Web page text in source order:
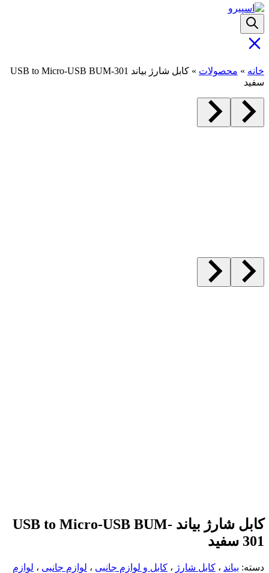
خانه » محصولات »
کابل شارژ بیاند USB to Micro-USB BUM-301
سفید
کابل شارژ بیاند USB to Micro-USB BUM-
301 سفید
دسته: بیاند ، کابل شارژ ، کابل و لوازم جانبی ، لوازم جانبی ، لوازم